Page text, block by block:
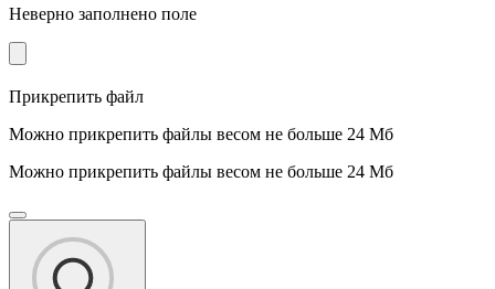
Неверно заполнено поле
Прикрепить файл
Можно прикрепить файлы весом не больше 24 Мб
Можно прикрепить файлы весом не больше 24 Мб